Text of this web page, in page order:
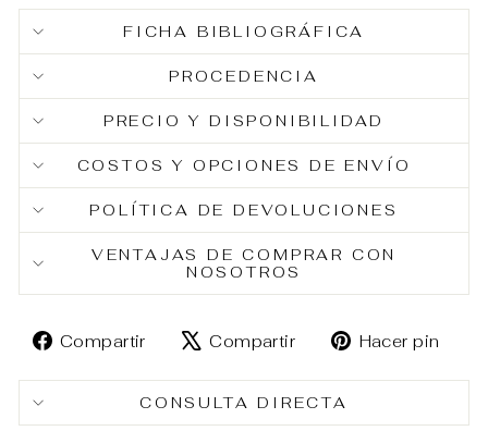
FICHA BIBLIOGRÁFICA
PROCEDENCIA
PRECIO Y DISPONIBILIDAD
COSTOS Y OPCIONES DE ENVÍO
POLÍTICA DE DEVOLUCIONES
VENTAJAS DE COMPRAR CON
NOSOTROS
Compartir
Compartir
Facebook
Compartir
Tuitear
X
Hacer pin
CONSULTA DIRECTA